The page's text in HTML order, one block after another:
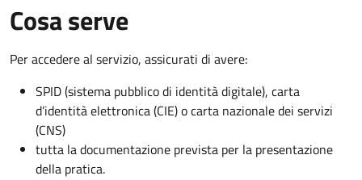
Cosa serve
Per accedere al servizio, assicurati di avere:
SPID (sistema pubblico di identità digitale), carta
d’identità elettronica (CIE) o carta nazionale dei servizi
(CNS)
tutta la documentazione prevista per la presentazione
della pratica.